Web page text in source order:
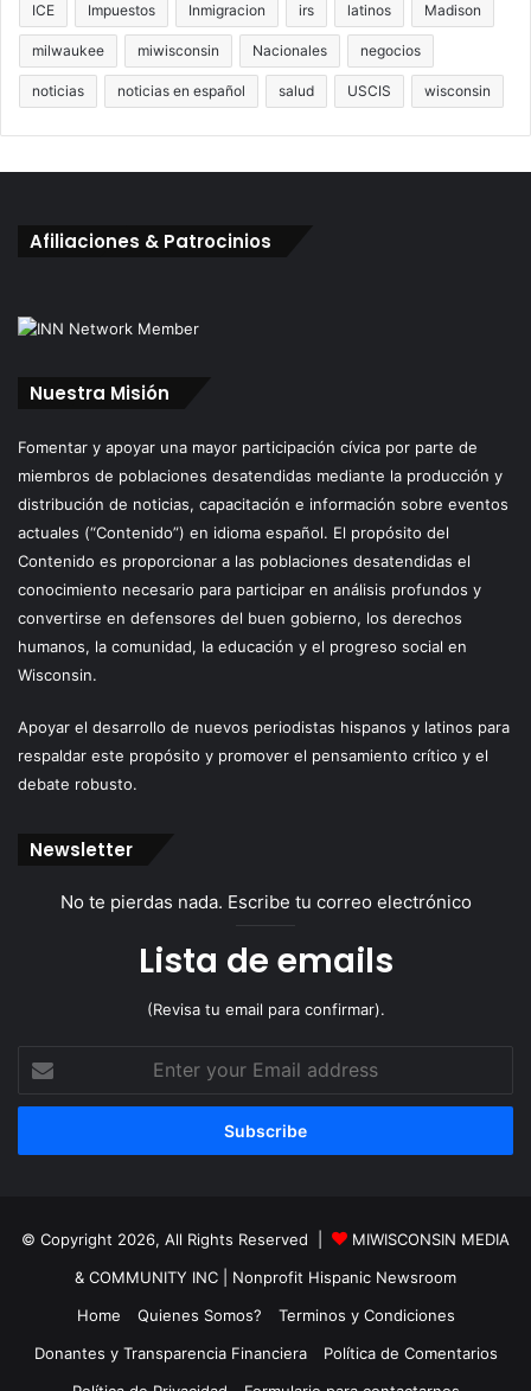
ICE Impuestos Inmigracion irs latinos Madison
milwaukee miwisconsin Nacionales negocios
noticias noticias en español salud USCIS wisconsin
Afiliaciones & Patrocinios
Nuestra Misión
Fomentar y apoyar una mayor participación cívica por parte de
miembros de poblaciones desatendidas mediante la producción y
distribución de noticias, capacitación e información sobre eventos
actuales (“Contenido”) en idioma español. El propósito del
Contenido es proporcionar a las poblaciones desatendidas el
conocimiento necesario para participar en análisis profundos y
convertirse en defensores del buen gobierno, los derechos
humanos, la comunidad, la educación y el progreso social en
Wisconsin.
Apoyar el desarrollo de nuevos periodistas hispanos y latinos para
respaldar este propósito y promover el pensamiento crítico y el
debate robusto.
Newsletter
No te pierdas nada. Escribe tu correo electrónico
Lista de emails
(Revisa tu email para confirmar).
your
Email
© Copyright 2026, All Rights Reserved |
MIWISCONSIN MEDIA
& COMMUNITY INC
| Nonprofit Hispanic Newsroom
Home
Quienes Somos?
Terminos y Condiciones
Donantes y Transparencia Financiera
Política de Comentarios